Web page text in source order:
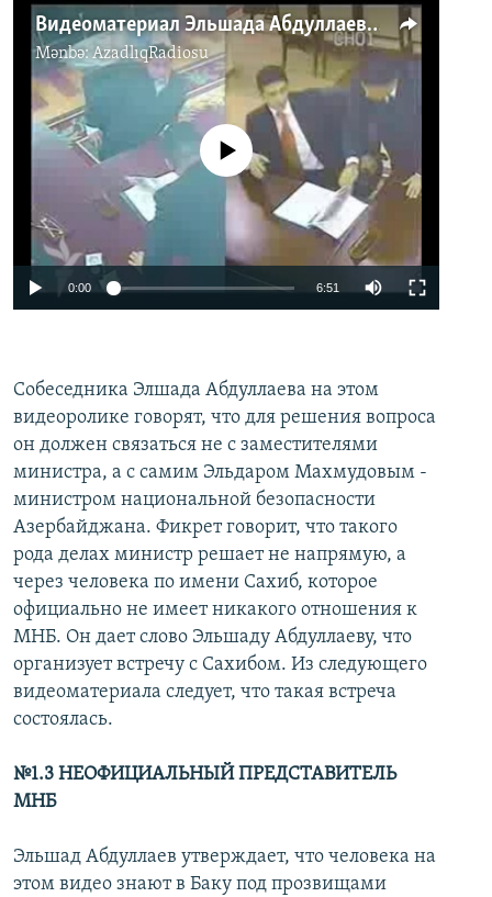
Видеоматериал Эльшада Абдуллаева №1.2 Разговор о человеке по имени Сахиб
Mənbə: AzadlıqRadiosu
No media source currently available
0:00 6:51
Собеседника Элшада Абдуллаева на этом
видеоролике говорят, что для решения вопроса
он должен связаться не с заместителями
министра, а с самим Эльдаром Махмудовым -
министром национальной безопасности
Азербайджана. Фикрет говорит, что такого
рода делах министр решает не напрямую, а
через человека по имени Сахиб, которое
официально не имеет никакого отношения к
МНБ. Он дает слово Эльшаду Абдуллаеву, что
организует встречу с Сахибом. Из следующего
видеоматериала следует, что такая встреча
состоялась.
№1.3 НЕОФИЦИАЛЬНЫЙ ПРЕДСТАВИТЕЛЬ
МНБ
Эльшад Абдуллаев утверждает, что человека на
этом видео знают в Баку под прозвищами